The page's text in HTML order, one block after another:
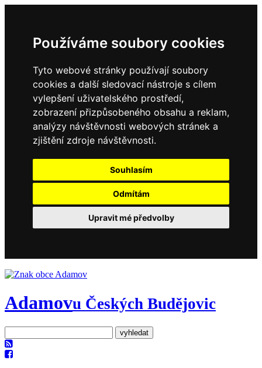
Používáme soubory cookies
Tyto webové stránky používají soubory
cookies a další sledovací nástroje s cílem
vylepšení uživatelského prostředí,
zobrazení přizpůsobeného obsahu a reklam,
analýzy návštěvnosti webových stránek a
zjištění zdroje návštěvnosti.
Souhlasím
Odmítám
Upravit mé předvolby
Adamovu Českých Budějovic